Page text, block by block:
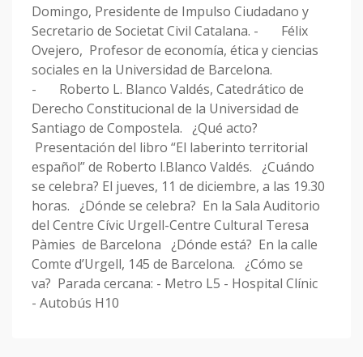
Domingo, Presidente de Impulso Ciudadano y
Secretario de Societat Civil Catalana. - Félix
Ovejero, Profesor de economía, ética y ciencias
sociales en la Universidad de Barcelona.
- Roberto L. Blanco Valdés, Catedrático de
Derecho Constitucional de la Universidad de
Santiago de Compostela. ¿Qué acto?
Presentación del libro “El laberinto territorial
español” de Roberto l.Blanco Valdés. ¿Cuándo
se celebra? El jueves, 11 de diciembre, a las 19.30
horas. ¿Dónde se celebra? En la Sala Auditorio
del Centre Cívic Urgell-Centre Cultural Teresa
Pàmies de Barcelona ¿Dónde está? En la calle
Comte d’Urgell, 145 de Barcelona. ¿Cómo se
va? Parada cercana: - Metro L5 - Hospital Clínic
- Autobús H10